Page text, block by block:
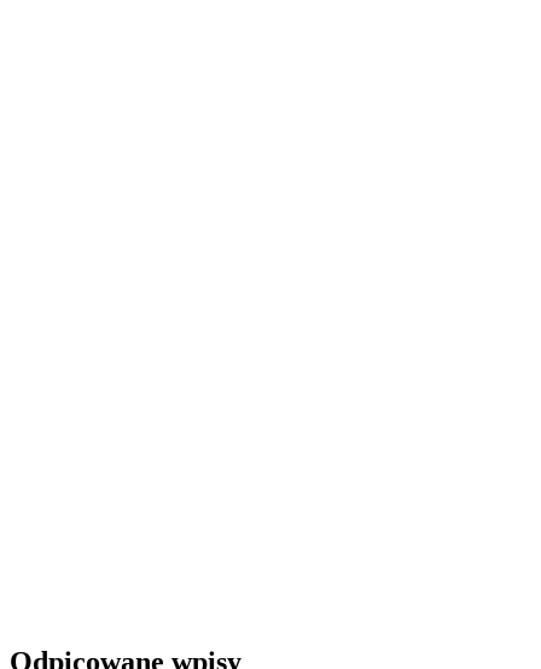
Odpicowane wpisy